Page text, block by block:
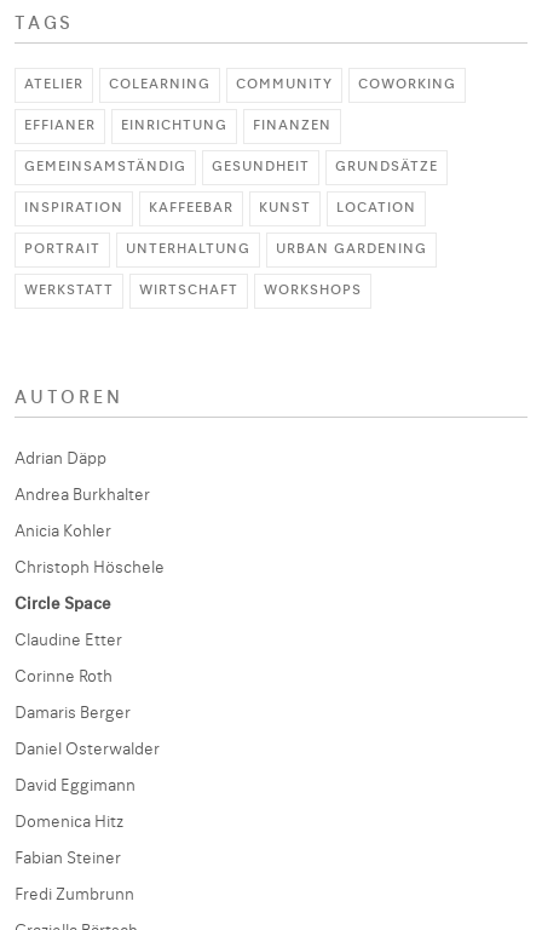
TAGS
ATELIER COLEARNING COMMUNITY COWORKING
EFFIANER EINRICHTUNG FINANZEN
GEMEINSAMSTÄNDIG GESUNDHEIT GRUNDSÄTZE
INSPIRATION KAFFEEBAR KUNST LOCATION
PORTRAIT UNTERHALTUNG URBAN GARDENING
WERKSTATT WIRTSCHAFT WORKSHOPS
AUTOREN
Adrian Däpp
Andrea Burkhalter
Anicia Kohler
Christoph Höschele
Circle Space
Claudine Etter
Corinne Roth
Damaris Berger
Daniel Osterwalder
David Eggimann
Domenica Hitz
Fabian Steiner
Fredi Zumbrunn